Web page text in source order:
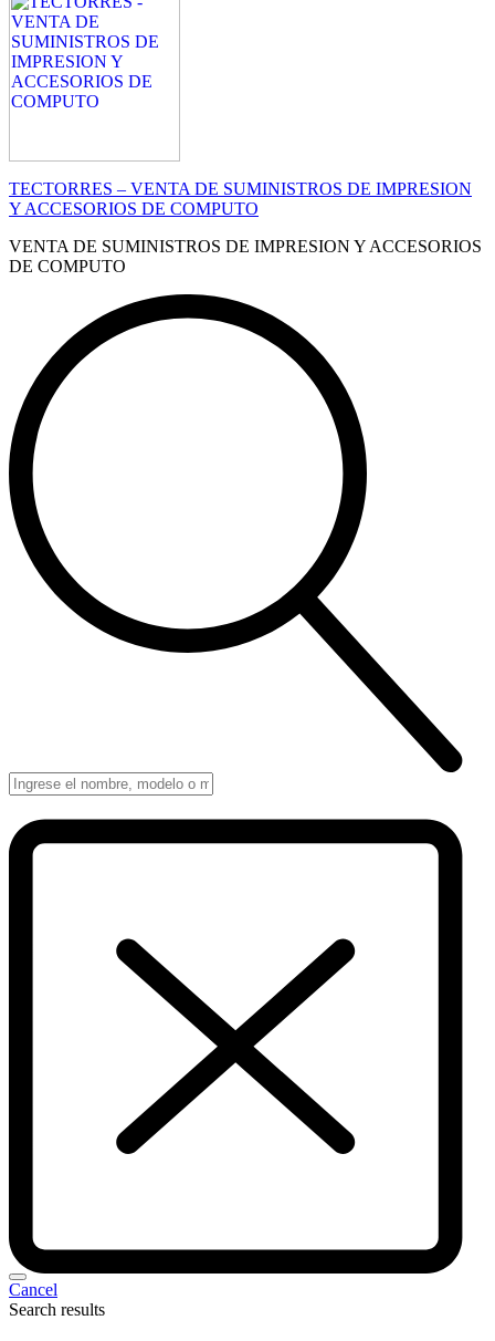
TECTORRES – VENTA DE SUMINISTROS DE IMPRESION
Y ACCESORIOS DE COMPUTO
VENTA DE SUMINISTROS DE IMPRESION Y ACCESORIOS
DE COMPUTO
Cancel
Search results